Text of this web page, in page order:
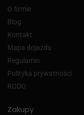
O firmie
Blog
Kontakt
Mapa dojazdu
Regulamin
Polityka prywatności
RODO
Zakupy